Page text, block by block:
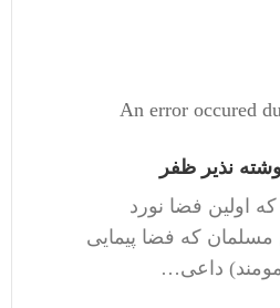
An error occured
نذیر ظفر
اولین فضا نورد
مسلمان که فضا پیمایی
مومند) داعی…